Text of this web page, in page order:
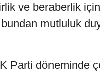
ve beraberlik
mutluluk
Parti döneminde